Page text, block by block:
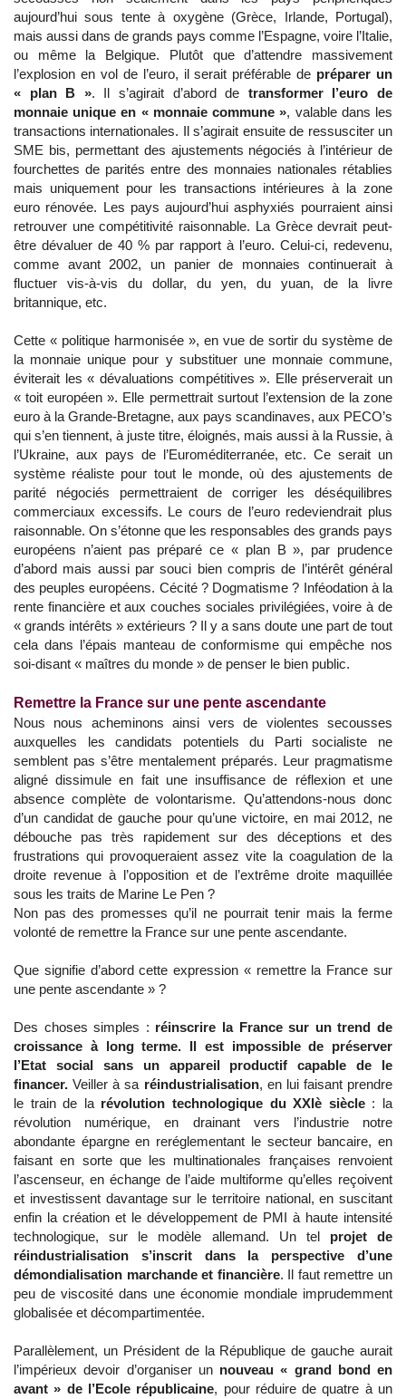
aujourd’hui sous tente à oxygène (Grèce, Irlande, Portugal),
mais aussi dans de grands pays comme l’Espagne, voire l’Italie,
ou même la Belgique. Plutôt que d’attendre massivement
l’explosion en vol de l’euro, il serait préférable de préparer un
« plan B ». Il s’agirait d’abord de transformer l’euro de
monnaie unique en « monnaie commune », valable dans les
transactions internationales. Il s’agirait ensuite de ressusciter un
SME bis, permettant des ajustements négociés à l’intérieur de
fourchettes de parités entre des monnaies nationales rétablies
mais uniquement pour les transactions intérieures à la zone
euro rénovée. Les pays aujourd’hui asphyxiés pourraient ainsi
retrouver une compétitivité raisonnable. La Grèce devrait peut-
être dévaluer de 40 % par rapport à l’euro. Celui-ci, redevenu,
comme avant 2002, un panier de monnaies continuerait à
fluctuer vis-à-vis du dollar, du yen, du yuan, de la livre
britannique, etc.
Cette « politique harmonisée », en vue de sortir du système de
la monnaie unique pour y substituer une monnaie commune,
éviterait les « dévaluations compétitives ». Elle préserverait un
« toit européen ». Elle permettrait surtout l’extension de la zone
euro à la Grande-Bretagne, aux pays scandinaves, aux PECO’s
qui s’en tiennent, à juste titre, éloignés, mais aussi à la Russie, à
l’Ukraine, aux pays de l’Euroméditerranée, etc. Ce serait un
système réaliste pour tout le monde, où des ajustements de
parité négociés permettraient de corriger les déséquilibres
commerciaux excessifs. Le cours de l’euro redeviendrait plus
raisonnable. On s’étonne que les responsables des grands pays
européens n’aient pas préparé ce « plan B », par prudence
d’abord mais aussi par souci bien compris de l’intérêt général
des peuples européens. Cécité ? Dogmatisme ? Inféodation à la
rente financière et aux couches sociales privilégiées, voire à de
« grands intérêts » extérieurs ? Il y a sans doute une part de tout
cela dans l’épais manteau de conformisme qui empêche nos
soi-disant « maîtres du monde » de penser le bien public.
Remettre la France sur une pente ascendante
Nous nous acheminons ainsi vers de violentes secousses
auxquelles les candidats potentiels du Parti socialiste ne
semblent pas s’être mentalement préparés. Leur pragmatisme
aligné dissimule en fait une insuffisance de réflexion et une
absence complète de volontarisme. Qu’attendons-nous donc
d’un candidat de gauche pour qu’une victoire, en mai 2012, ne
débouche pas très rapidement sur des déceptions et des
frustrations qui provoqueraient assez vite la coagulation de la
droite revenue à l’opposition et de l’extrême droite maquillée
sous les traits de Marine Le Pen ?
Non pas des promesses qu’il ne pourrait tenir mais la ferme
volonté de remettre la France sur une pente ascendante.
Que signifie d’abord cette expression « remettre la France sur
une pente ascendante » ?
Des choses simples : réinscrire la France sur un trend de
croissance à long terme. Il est impossible de préserver
l’Etat social sans un appareil productif capable de le
financer. Veiller à sa réindustrialisation, en lui faisant prendre
le train de la révolution technologique du XXIè siècle: la
révolution numérique, en drainant vers l’industrie notre
abondante épargne en reréglementant le secteur bancaire, en
faisant en sorte que les multinationales françaises renvoient
l’ascenseur, en échange de l’aide multiforme qu’elles reçoivent
et investissent davantage sur le territoire national, en suscitant
enfin la création et le développement de PMI à haute intensité
technologique, sur le modèle allemand. Un tel projet de
réindustrialisation s’inscrit dans la perspective d’une
démondialisation marchande et financière. Il faut remettre un
peu de viscosité dans une économie mondiale imprudemment
globalisée et décompartimentée.
Parallèlement, un Président de la République de gauche aurait
l’impérieux devoir d’organiser un nouveau « grand bond en
avant » de l’Ecole républicaine, pour réduire de quatre à un